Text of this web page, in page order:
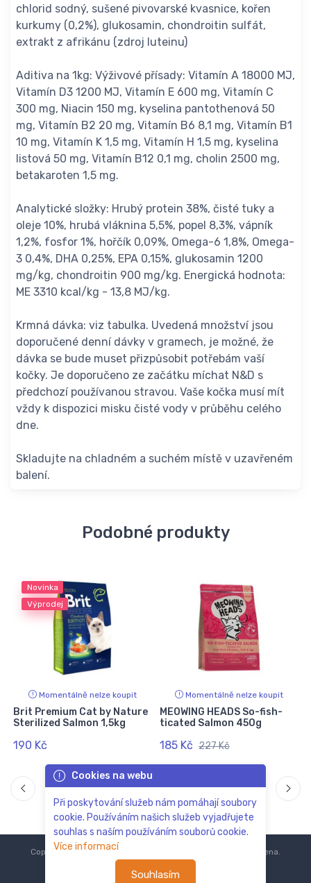
chlorid sodný, sušené pivovarské kvasnice, kořen
kurkumy (0,2%), glukosamin, chondroitin sulfát,
extrakt z afrikánu (zdroj luteinu)
Aditiva na 1kg: Výživové přísady: Vitamín A 18000 MJ,
Vitamín D3 1200 MJ, Vitamín E 600 mg, Vitamín C
300 mg, Niacin 150 mg, kyselina pantothenová 50
mg, Vitamín B2 20 mg, Vitamín B6 8,1 mg, Vitamín B1
10 mg, Vitamín K 1,5 mg, Vitamín H 1,5 mg, kyselina
listová 50 mg, Vitamín B12 0,1 mg, cholin 2500 mg,
betakaroten 1,5 mg.
Analytické složky: Hrubý protein 38%, čisté tuky a
oleje 10%, hrubá vláknina 5,5%, popel 8,3%, vápník
1,2%, fosfor 1%, hořčík 0,09%, Omega-6 1,8%, Omega-
3 0,4%, DHA 0,25%, EPA 0,15%, glukosamin 1200
mg/kg, chondroitin 900 mg/kg. Energická hodnota:
ME 3310 kcal/kg - 13,8 MJ/kg.
Krmná dávka: viz tabulka. Uvedená množství jsou
doporučené denní dávky v gramech, je možné, že
dávka se bude muset přizpůsobit potřebám vaší
kočky. Je doporučeno ze začátku míchat N&D s
předchozí používanou stravou. Vaše kočka musí mít
vždy k dispozici misku čisté vody v průběhu celého
dne.
Skladujte na chladném a suchém místě v uzavřeném
balení.
Podobné produkty
Novinka
Výprodej
Momentálně nelze koupit
Brit Premium Cat by Nature
Sterilized Salmon 1,5kg
190 Kč
Momentálně nelze koupit
MEOWING HEADS So-fish-
ticated Salmon 450g
185 Kč 227 Kč
Cookies na webu
Při poskytování služeb nám pomáhají soubory
cookie. Používáním našich služeb vyjadřujete
souhlas s naším používáním souborů cookie.
Více informací
Souhlasím
Copyright © 2018-2024 Všechna práva vyhrazena.